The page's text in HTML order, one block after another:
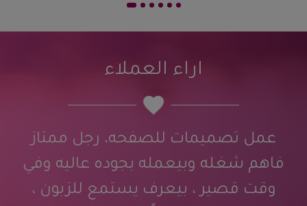
اراء العملاء
عمل تصميمات للصفحه، رجل ممتاز
فاهم شغله وبيعمله بجوده عاليه وفي
وقت قصير ، بيعرف يستمع للزبون ،